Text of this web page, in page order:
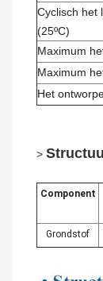
Cyclisch het
(25ºC)
Maximum
Maximum
Het
>
Component
Grondstof